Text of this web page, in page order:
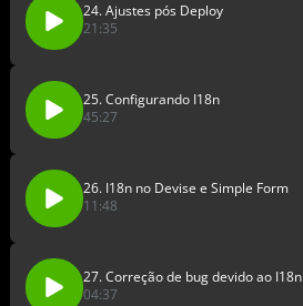
24. Ajustes pós Deploy
21:35
25. Configurando I18n
45:27
26. I18n no Devise e Simple Form
11:48
27. Correção de bug devido ao I18n
04:37